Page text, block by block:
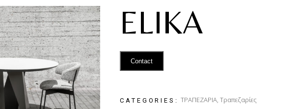
ELIKA
Contact
CATEGORIES: ΤΡΑΠΕΖΑΡΙΑ, Τραπεζαρίες